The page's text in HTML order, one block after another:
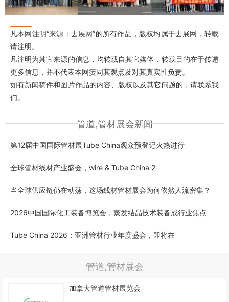
凡本网注明“来源：去展网”的所有作品，版权均属于去展网，转载
请注明。
凡注明为其它来源的信息，均转载自其它媒体，转载目的在于传递
更多信息，并不代表本网赞同其观点及对其真实性负责。
如有新闻稿件和图片作品的内容、版权以及其它问题的，请联系我
们。
管道,管材展会新闻
第12届中国国际管材展Tube China观众预登记火热进行
全球管材线材产业盛会，wire & Tube China 2
当全球供应链仍在动荡，这场线材管材展会为何依然人流密集？
2026中国国际化工装备博览会，蒸发结晶技术装备成行业焦点
Tube China 2026：亚洲管材行业年度盛会，即将在
管道,管材展会
加拿大管道管材展览会